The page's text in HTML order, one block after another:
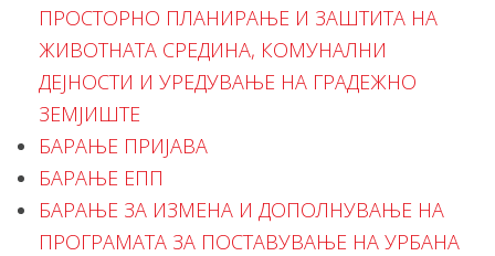
ПРОСТОРНО ПЛАНИРАЊЕ И ЗАШТИТА НА
ЖИВОТНАТА СРЕДИНА, КОМУНАЛНИ
ДЕЈНОСТИ И УРЕДУВАЊЕ НА ГРАДЕЖНО
ЗЕМЈИШТЕ
БАРАЊЕ ПРИЈАВА
БАРАЊЕ ЕПП
БАРАЊЕ ЗА ИЗМЕНА И ДОПОЛНУВАЊЕ НА
ПРОГРАМАТА ЗА ПОСТАВУВАЊЕ НА УРБАНА